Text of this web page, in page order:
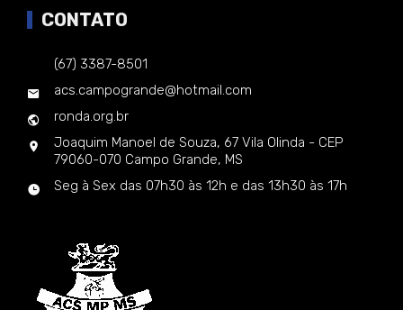
CONTATO
(67) 3387-8501
acs.campogrande@hotmail.com
ronda.org.br
Joaquim Manoel de Souza, 67 Vila Olinda - CEP
79060-070 Campo Grande, MS
Seg à Sex das 07h30 às 12h e das 13h30 às 17h